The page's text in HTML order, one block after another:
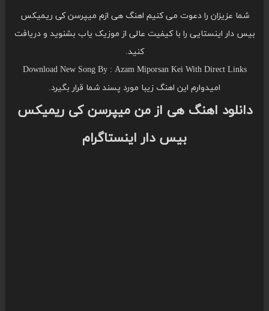
شما عزیزان را دعوت می کنیم اهنگ هی ازم میپرسن کی ریمیکس
بیس دار اینستایی را با کیفیت عالی از موزیک یاب بشنوید و دریافت
کنید.
Download New Song By : Azam Miporsan Kei With Direct Links
امیدوارم این اهنگ زیبا مورد پسند شما قرار بگیرد.
دانلود اهنگ هی از من میپرسن کی ریمیکس
بیس دار اینستاگرام